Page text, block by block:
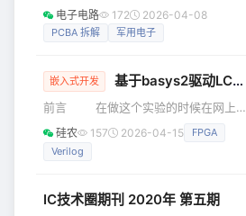
软件生态太少而失败。 但有意思的是：
+60℃沙漠、盐雾、跌落全不怕🌵❄️🔐硬
件加密+TEMPEST电磁屏蔽🛡️，断开网
机、前线指挥所即插即用🚁 🚀美军AIM-
1956年服役，靠追踪敌机尾喷口热量杀
敌。👁️‍🗨️最新AIM-9X改用红外成像导引
头，50G机动+越肩发射，能“回头
电子电路 172 2026-04-08
PCBA 拆解 军用电子
嵌入式开发 基于basys2驱动LCDQC12864B的verilog设计图片显示
前言 在做这个实验的时候在网上找
了许多资料，都是关于使用单片机驱动
不少，记得在FPGA学习交流群里问问题
教便是别在玩这个了，多看看关于FPGA
硅农 157 2026-04-15
FPGA
Verilog
IC技术圈期刊 2020年 第五期